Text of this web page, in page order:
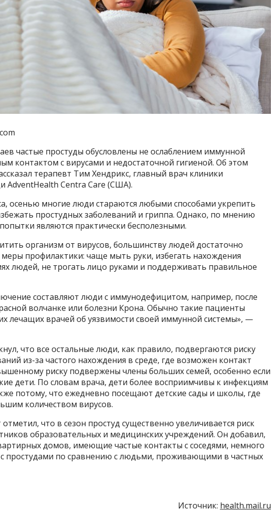
частые простуды обусловлены не ослаблением иммунной
контактом с вирусами и недостаточной гигиеной. Об этом
терапевт Тим Хендрикс, главный врач клиники
AdventHealth Centra Care (США).
осенью многие люди стараются любыми способами укрепить
простудных заболеваний и гриппа. Однако, по мнению
являются практически бесполезными.
организм от вирусов, большинству людей достаточно
профилактики: чаще мыть руки, избегать нахождения
людей, не трогать лицо руками и поддерживать правильное
составляют люди с иммунодефицитом, например, после
волчанке или болезни Крона. Обычно такие пациенты
лечащих врачей об уязвимости своей иммунной системы», —
что все остальные люди, как правило, подвергаются риску
из-за частого нахождения в среде, где возможен контакт
риску подвержены члены больших семей, особенно если
дети. По словам врача, дети более восприимчивы к инфекциям
потому, что ежедневно посещают детские сады и школы, где
количеством вирусов.
что в сезон простуд существенно увеличивается риск
образовательных и медицинских учреждений. Он добавил,
домов, имеющие частые контакты с соседями, немного
простудами по сравнению с людьми, проживающими в частных
Источник: health.mail.ru